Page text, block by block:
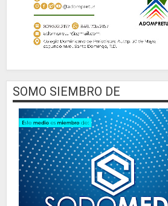
SOMO SIEMBRO DE